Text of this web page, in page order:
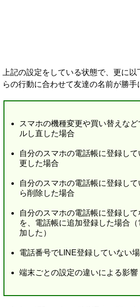
上記の設定をしている状態で、更に
らの行動に合わせて友達の名前が勝手
スマホの機種変更や買い替えな
ルし直した場合
自分のスマホの電話帳に登録し
更した場合
自分のスマホの電話帳に登録し
ら削除した場合
自分のスマホの電話帳に登録し
を、電話帳に追加登録した場合
加した）
電話番号でLINE登録していない
端末ごとの設定の違いによる影響